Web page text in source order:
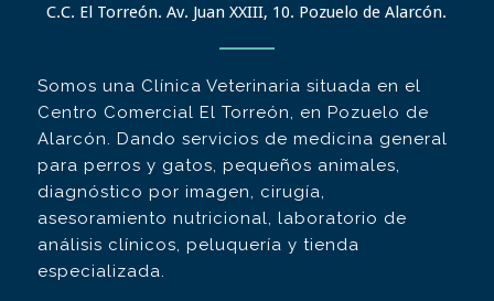
C.C. El Torreón. Av. Juan XXIII, 10. Pozuelo de Alarcón.
Somos una Clínica Veterinaria situada en el
Centro Comercial El Torreón, en Pozuelo de
Alarcón. Dando servicios de medicina general
para perros y gatos, pequeños animales,
diagnóstico por imagen, cirugía,
asesoramiento nutricional, laboratorio de
análisis clínicos, peluquería y tienda
especializada.